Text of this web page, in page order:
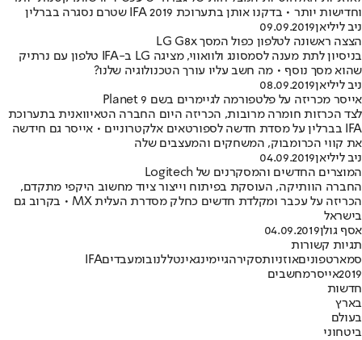
וחדישות יותר • בדקנו אותן בתערוכת IFA 2019 שטרם נסגרה בברלין
ניב ליליאן09.09.2019
הצצה ראשונה לטלפון כפול המסך LG G8x
בניסיון לתת מענה לסמסונג ולוואווי, מציגה LG ב-IFA טלפון עם נרתיק
שהוא מסך נוסף • מה חשב עליו עורך הטכנולוגיה שלנו?
ניב ליליאן08.09.2019
אייסר מכריזה על פלטפורמה לגיימרים בשם Planet 9
לצד הכרזות חומרה מרובות, הכריזה היום החברה הטאיוואנית בתערוכת
IFA בברלין על מסדת חדשה לספורטאים אלקטרוניים • אייסר גם חידשה
את קווי הכרומבוק, המשחקים והמעצבים שלה
ניב ליליאן04.09.2019
המוצרים החדשים והמסקרנים של Logitech
החברה הוותיקה, העוסקת בפיתוח וייצור ציוד מחשוב היקפי מתקדם,
הכריזה על עכבר ומקלדת חדשים כחלק מסדרת העלית MX • בקרוב גם
בישראל
אסף גולן04.09.2019
תגיות קשורות
סמארטפוניםאוזניותסקירהגיימינגאינטללנובומעבדיםIFA
2019אייסרמחשבים
חדשות
בארץ
בעולם
ביטחוני